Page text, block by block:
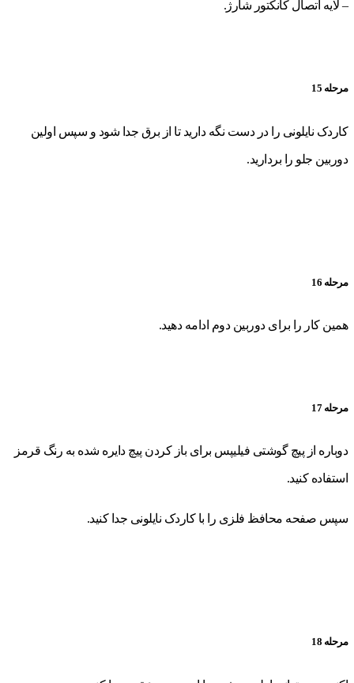
– لایه اتصال کانکتور شارژ.
مرحله 15
کاردک نایلونی را در دست نگه دارید تا از برق جدا شود و سپس اولین
دوربین جلو را بردارید.
مرحله 16
همین کار را برای دوربین دوم ادامه دهید.
مرحله 17
دوباره از پیچ گوشتی فیلیپس برای باز کردن پیچ دایره شده به رنگ قرمز
استفاده کنید.
سپس صفحه محافظ فلزی را با کاردک نایلونی جدا کنید.
مرحله 18